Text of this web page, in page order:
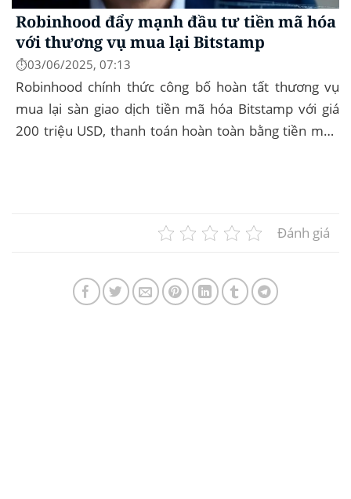
Robinhood đẩy mạnh đầu tư tiền mã hóa
với thương vụ mua lại Bitstamp
⏱️03/06/2025, 07:13
Robinhood chính thức công bố hoàn tất thương vụ
mua lại sàn giao dịch tiền mã hóa Bitstamp với giá
200 triệu USD, thanh toán hoàn toàn bằng tiền mặt.
Đánh giá